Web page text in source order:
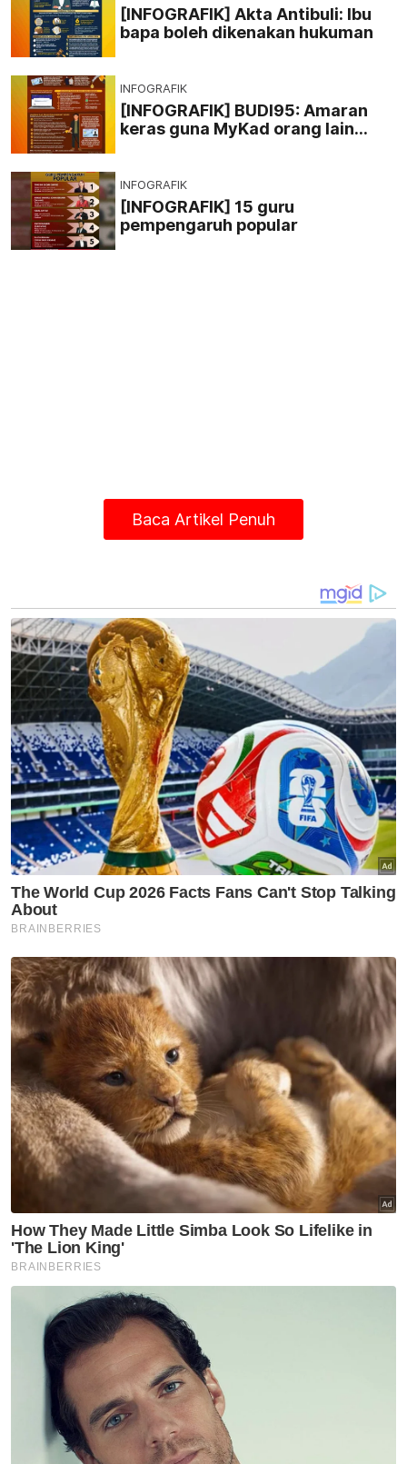
[INFOGRAFIK] Akta Antibuli: Ibu
bapa boleh dikenakan hukuman
INFOGRAFIK
[INFOGRAFIK] BUDI95: Amaran
keras guna MyKad orang lain
INFOGRAFIK
[INFOGRAFIK] 15 guru
pempengaruh popular
Baca Artikel Penuh